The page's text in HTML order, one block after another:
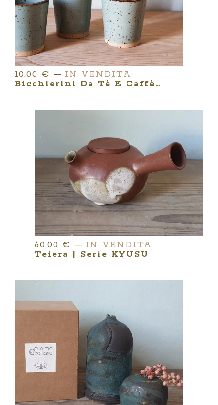
10,00 € — IN VENDITA
Bicchierini Da Tè E Caffè | Linea LES COQUETTES
60,00 € — IN VENDITA
Teiera | Serie KYUSU